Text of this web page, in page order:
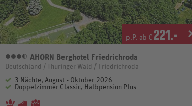
p.P. ab € 221.-
3,5 Sterne
AHORN Berghotel Friedrichroda
Deutschland / Thüringer Wald / Friedrichroda
3 Nächte, August - Oktober 2026
Doppelzimmer Classic, Halbpension Plus